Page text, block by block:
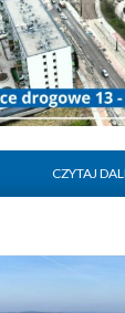
CZYTAJ